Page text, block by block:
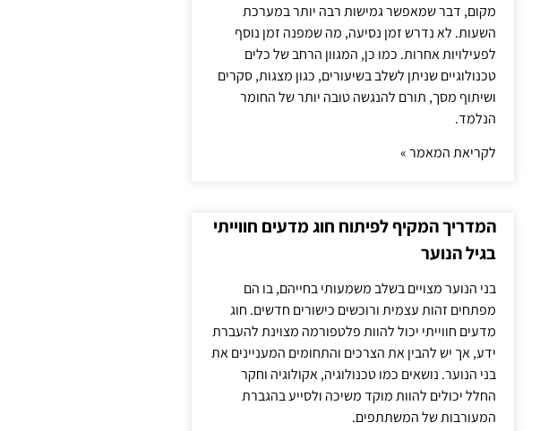
מקום, דבר שמאפשר גמישות רבה יותר במערכת
השעות. לא נדרש זמן נסיעה, מה שמפנה זמן נוסף
לפעילויות אחרות. כמו כן, המגוון הרחב של כלים
טכנולוגיים שניתן לשלב בשיעורים, כגון מצגות, סקרים
ושיתוף מסך, תורם להנגשה טובה יותר של החומר
הנלמד.
לקריאת המאמר »
המדריך המקיף לפיתוח חוג מדעים חווייתי
בגיל הנוער
בני הנוער מצויים בשלב משמעותי בחייהם, בו הם
מפתחים זהות עצמית ורוכשים כישורים חדשים. חוג
מדעים חווייתי יכול להוות פלטפורמה מצוינת להעברת
ידע, אך יש להבין את הצרכים והתחומים המעניינים את
בני הנוער. נושאים כמו טכנולוגיה, אקולוגיה וחקר
החלל יכולים להוות מוקד משיכה ולסייע בהגברת
המעורבות של המשתתפים.